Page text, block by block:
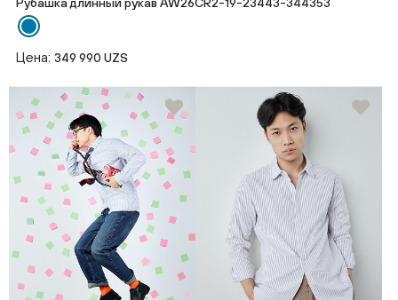
Цена: 349 990 UZS